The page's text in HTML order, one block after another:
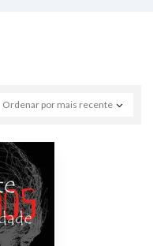
Ordenar por mais recente